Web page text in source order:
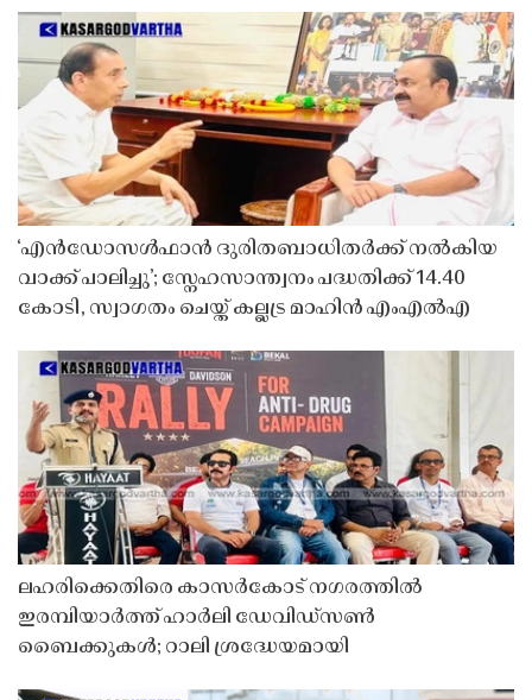
‘എൻഡോസൾഫാൻ ദുരിതബാധിതർക്ക് നൽകിയ
വാക്ക് പാലിച്ചു’; സ്നേഹസാന്ത്വനം പദ്ധതിക്ക് 14.40
കോടി, സ്വാഗതം ചെയ്ത് കല്ലട്ര മാഹിൻ എംഎൽഎ
ലഹരിക്കെതിരെ കാസർകോട് നഗരത്തിൽ
ഇരമ്പിയാർത്ത് ഹാർലി ഡേവിഡ്‌സൺ
ബൈക്കുകൾ; റാലി ശ്രദ്ധേയമായി